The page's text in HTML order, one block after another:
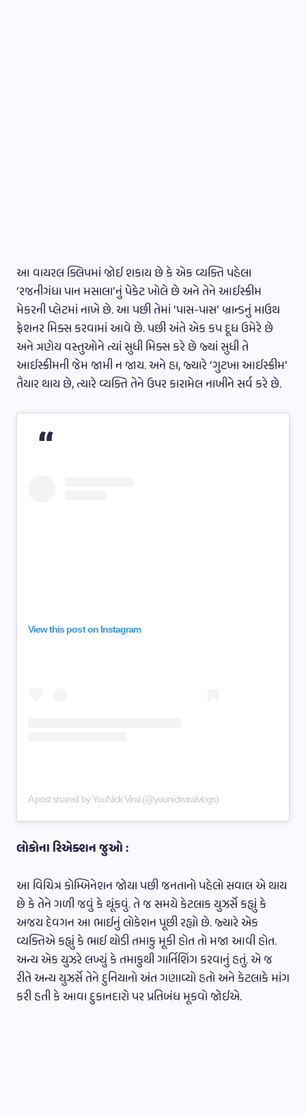
આ વાયરલ ક્લિપમાં જોઈ શકાય છે કે એક વ્યક્તિ પહેલા
‘રજનીગંધા પાન મસાલા’નું પેકેટ ખોલે છે અને તેને આઈસ્ક્રીમ
મેકરની પ્લેટમાં નાખે છે. આ પછી તેમાં ‘પાસ-પાસ’ બ્રાન્ડનું માઉથ
ફ્રેશનર મિક્સ કરવામાં આવે છે. પછી અંતે એક કપ દૂધ ઉમેરે છે
અને ત્રણેય વસ્તુઓને ત્યાં સુધી મિક્સ કરે છે જ્યાં સુધી તે
આઈસ્ક્રીમની જેમ જામી ન જાય. અને હા, જ્યારે ‘ગુટખા આઈસ્ક્રીમ’
તૈયાર થાય છે, ત્યારે વ્યક્તિ તેને ઉપર કારામેલ નાખીને સર્વ કરે છે.
View this post on Instagram
A post shared by YouNick Viral (@younickviralvlogs)
લોકોના રિએક્શન જુઓ :
આ વિચિત્ર કોમ્બિનેશન જોયા પછી જનતાનો પહેલો સવાલ એ થાય
છે કે તેને ગળી જવું કે થૂંકવું. તે જ સમયે કેટલાક યુઝર્સે કહ્યું કે
અજય દેવગન આ ભાઈનું લોકેશન પૂછી રહ્યો છે. જ્યારે એક
વ્યક્તિએ કહ્યું કે ભાઈ થોડી તમાકુ મૂકી હોત તો મજા આવી હોત.
અન્ય એક યુઝરે લખ્યું કે તમાકુથી ગાર્નિશિંગ કરવાનું હતું. એ જ
રીતે અન્ય યુઝર્સે તેને દુનિયાનો અંત ગણાવ્યો હતો અને કેટલાકે માંગ
કરી હતી કે આવા દુકાનદારો પર પ્રતિબંધ મૂકવો જોઈએ.